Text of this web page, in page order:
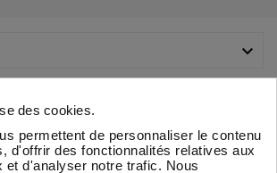


des cookies.
permettent de personnaliser le contenu
d'offrir des fonctionnalités relatives aux
et d'analyser notre trafic. Nous